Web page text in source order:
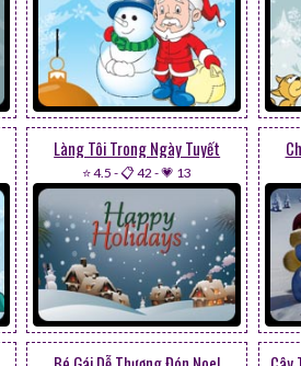
Làng Tôi Trong Ngày Tuyết
⭐ 4.5 -📋 42 -💗 13